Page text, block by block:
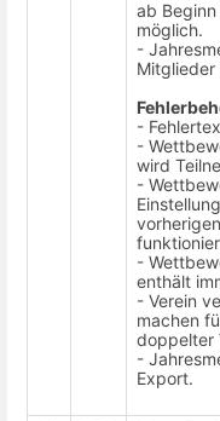
ab
möglich.
-
-
-
wird
-
-
enthält
- Verein
machen
doppelter
-
Export.